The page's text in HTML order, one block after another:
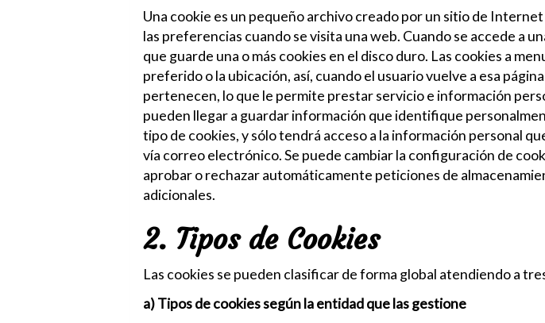
Una cookie es un pequeño archivo creado por un sitio de
las preferencias cuando se visita una web. Cuando se accede a
que guarde una o más cookies en el disco duro. Las cookies a
preferido o la ubicación, así, cuando el usuario vuelve a esa
pertenecen, lo que le permite prestar servicio e información
pueden llegar a guardar información que identifique
tipo de cookies, y sólo tendrá acceso a la información personal
vía correo electrónico. Se puede cambiar la configuración de
aprobar o rechazar automáticamente peticiones de
adicionales.
2. Tipos de Cookies
Las cookies se pueden clasificar de forma global atendiendo a
a) Tipos de cookies según la entidad que las gestione